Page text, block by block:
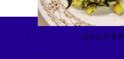
バジルサラダ